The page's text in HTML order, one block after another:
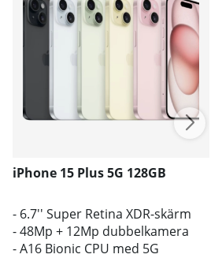
iPhone 15 Plus 5G 128GB
- 6.7'' Super Retina XDR-skärm
- 48Mp + 12Mp dubbelkamera
- A16 Bionic CPU med 5G